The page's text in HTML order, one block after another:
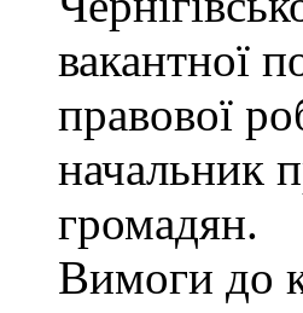
вакантної
правової
начальник
громадян.
Вимоги до